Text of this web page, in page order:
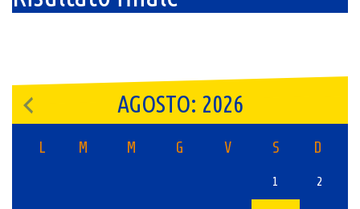
AGOSTO: 2026
L M M G V S D
1 2